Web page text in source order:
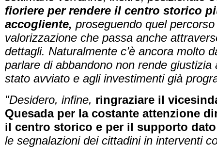
fioriere per rendere il centro storico
accogliente, proseguendo quel
valorizzazione che passa anche
dettagli. Naturalmente c’è ancora molto
parlare di abbandono non rende giustizia
stato avviato e agli investimenti già
"Desidero, infine, ringraziare il
Quesada per la costante attenzione
il centro storico e per il supporto dato
le segnalazioni dei cittadini in interventi